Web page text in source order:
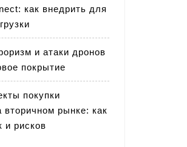
как внедрить для
и атаки дронов
покрытие
покупки
вторичном рынке: как
и рисков